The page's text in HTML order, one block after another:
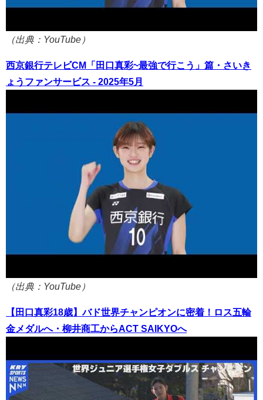
（出典：YouTube）
西京銀行テレビCM「田口真彩~最強で行こう」篇・さいき
ょうファンサービス - 2025年5月
（出典：YouTube）
【田口真彩18歳】バド世界チャンピオンに密着！ロス五輪
金メダルへ・柳井商工からACT SAIKYOへ